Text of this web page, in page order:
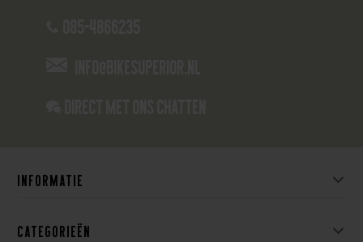
Informatie
Categorieën